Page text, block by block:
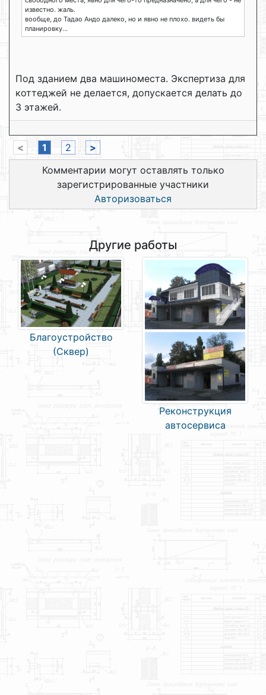
известно. жаль.
вообще, до Тадао Андо далеко, но и явно не плохо. видеть бы
планировку...
Под зданием два машиноместа. Экспертиза для
коттеджей не делается, допускается делать до
3 этажей.
< 1 2
>
Комментарии могут оставлять только
зарегистрированные участники
Авторизоваться
Другие работы
Благоустройство
(Сквер)
Реконструкция
автосервиса